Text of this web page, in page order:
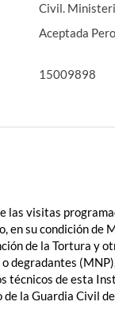
Civil.
Aceptada
15009898
las visitas
en su condición de
de la Tortura y
degradantes
técnicos de esta
de la Guardia Civil